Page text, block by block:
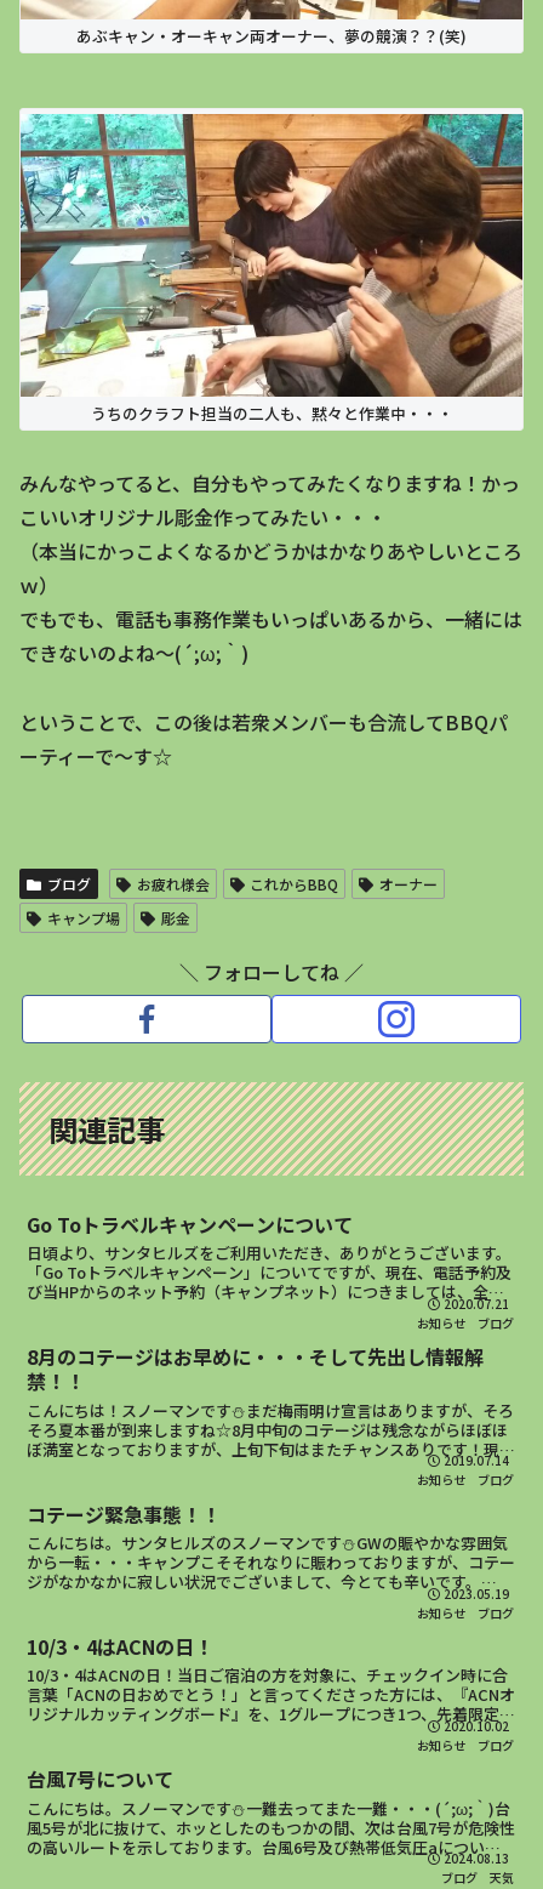
あぶキャン・オーキャン両オーナー、夢の競演？？(笑)
うちのクラフト担当の二人も、黙々と作業中・・・
みんなやってると、自分もやってみたくなりますね！かっ
こいいオリジナル彫金作ってみたい・・・
（本当にかっこよくなるかどうかはかなりあやしいところ
ｗ）
でもでも、電話も事務作業もいっぱいあるから、一緒には
できないのよね～(´;ω;｀)
ということで、この後は若衆メンバーも合流してBBQパ
ーティーで～す☆
ブログ お疲れ様会 これからBBQ
オーナー
キャンプ場
彫金
＼ フォローしてね ／
関連記事
Go Toトラベルキャンペーンについて
日頃より、サンタヒルズをご利用いただき、ありがとうございます。
「Go Toトラベルキャンペーン」についてですが、現在、電話予約及
び当HPからのネット予約（キャンプネット）につきましては、全て
キャンペーンの対象とはなっておりません。尚、宿泊事...
2020.07.21
お知らせ
ブログ
8月のコテージはお早めに・・・そして先出し情報解
禁！！
こんにちは！スノーマンです⛄まだ梅雨明け宣言はありますが、そろ
そろ夏本番が到来しますね☆8月中旬のコテージは残念ながらほぼほ
ぼ満室となっておりますが、上旬下旬はまたチャンスありです！現
状、こちらの画像にもなっている人気コテージ「レインディア...
2019.07.14
お知らせ
ブログ
コテージ緊急事態！！
こんにちは。サンタヒルズのスノーマンです⛄GWの賑やかな雰囲気
から一転・・・キャンプこそそれなりに賑わっておりますが、コテー
ジがなかなかに寂しい状況でございまして、今とても辛いです。2023.05.19
お知らせ
ブログ
10/3・4はACNの日！
10/3・4はACNの日！当日ご宿泊の方を対象に、チェックイン時に合
言葉「ACNの日おめでとう！」と言ってくださった方には、『ACNオ
リジナルカッティングボード』を、1グループにつき1つ、先着限定
2020.10.02
お知らせ
ブログ
台風7号について
こんにちは。スノーマンです⛄一難去ってまた一難・・・(´;ω;｀)台
風5号が北に抜けて、ホッとしたのもつかの間、次は台風7号が危険性
の高いルートを示しております。台風6号及び熱帯低気圧aについて
2024.08.13
ブログ
天気